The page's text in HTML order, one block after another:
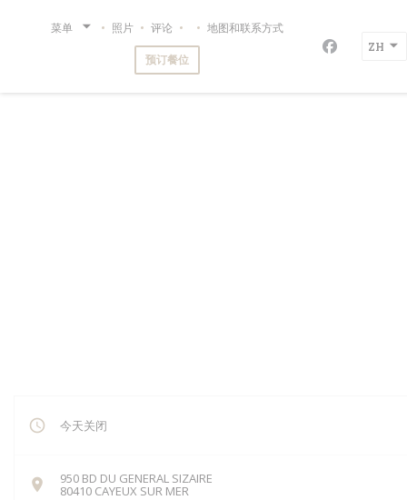
restaurant de la mer BA-QUA-NA
菜单 照片 评论
((在新窗口中打开))
地图和联系方式
预订餐位 Facebook
ZH
今天关闭
950 BD DU GENERAL SIZAIRE
80410 CAYEUX SUR MER